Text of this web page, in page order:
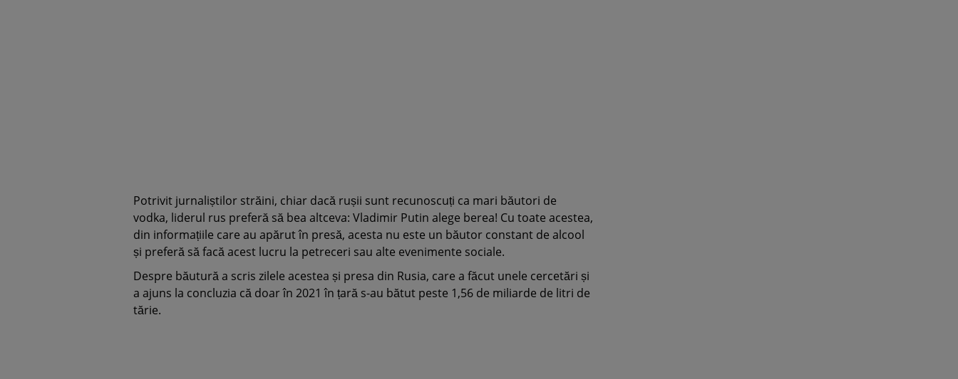
Potrivit jurnaliștilor străini, chiar dacă rușii sunt recunoscuți ca mari băutori de
vodka, liderul rus preferă să bea altceva: Vladimir Putin alege berea! Cu toate acestea,
din informațiile care au apărut în presă, acesta nu este un băutor constant de alcool
și preferă să facă acest lucru la petreceri sau alte evenimente sociale.
Despre băutură a scris zilele acestea și presa din Rusia, care a făcut unele cercetări și
a ajuns la concluzia că doar în 2021 în țară s-au bătut peste 1,56 de miliarde de litri de
tărie.